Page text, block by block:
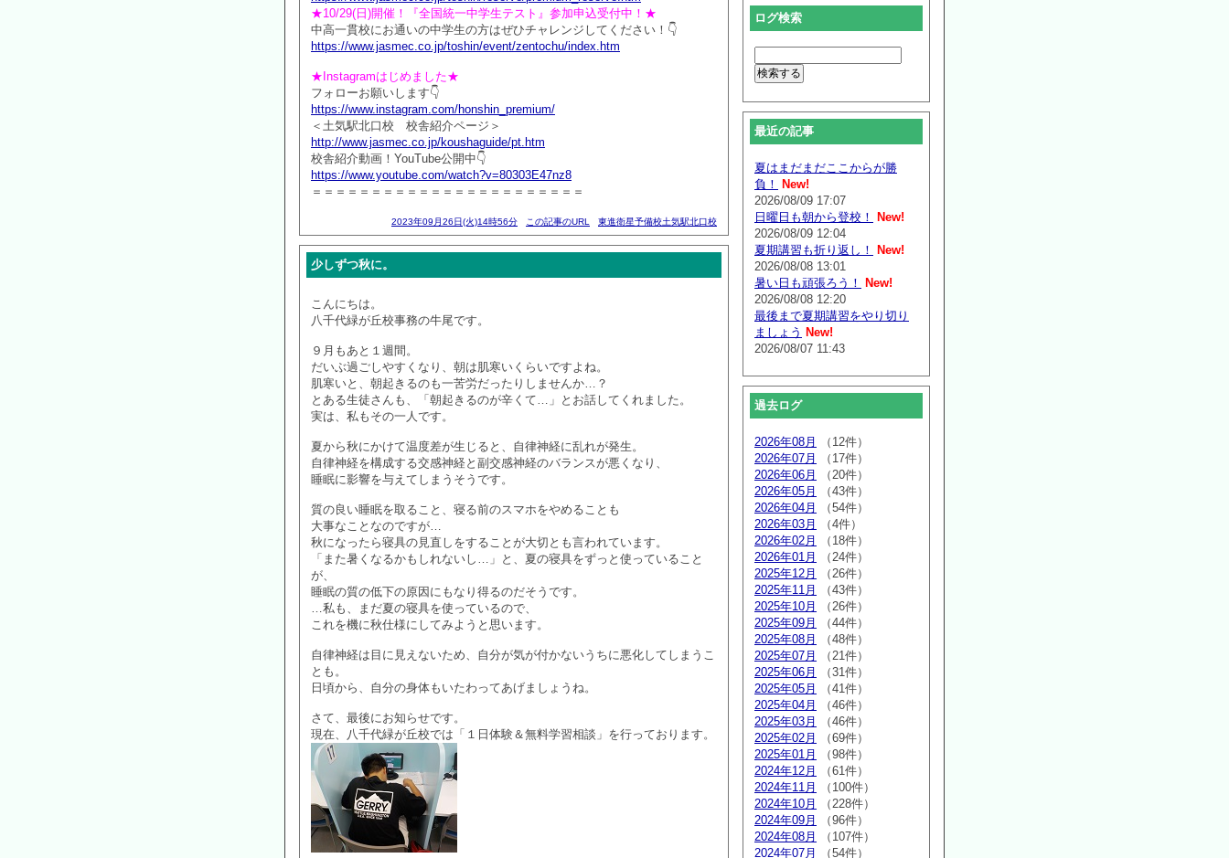
★10/29(日)開催！『全国統一中学生テスト』参加申込受付中！★
中高一貫校にお通いの中学生の方はぜひチャレンジしてください！👇
https://www.jasmec.co.jp/toshin/event/zentochu/index.htm
★Instagramはじめました★
フォローお願いします👇
https://www.instagram.com/honshin_premium/
＜土気駅北口校 校舎紹介ページ＞
http://www.jasmec.co.jp/koushaguide/pt.htm
校舎紹介動画！YouTube公開中👇
https://www.youtube.com/watch?v=80303E47nz8
＝＝＝＝＝＝＝＝＝＝＝＝＝＝＝＝＝＝＝＝＝＝＝
2023年09月26日(火)14時56分 この記事のURL 東進衛星予備校土気駅北口校
少しずつ秋に。
こんにちは。
八千代緑が丘校事務の牛尾です。
９月もあと１週間。
だいぶ過ごしやすくなり、朝は肌寒いくらいですよね。
肌寒いと、朝起きるのも一苦労だったりしませんか…？
とある生徒さんも、「朝起きるのが辛くて…」とお話してくれました。
実は、私もその一人です。
夏から秋にかけて温度差が生じると、自律神経に乱れが発生。
自律神経を構成する交感神経と副交感神経のバランスが悪くなり、
睡眠に影響を与えてしまうそうです。
質の良い睡眠を取ること、寝る前のスマホをやめることも
大事なことなのですが…
秋になったら寝具の見直しをすることが大切とも言われています。
「また暑くなるかもしれないし…」と、夏の寝具をずっと使っていること
が、
睡眠の質の低下の原因にもなり得るのだそうです。
…私も、まだ夏の寝具を使っているので、
これを機に秋仕様にしてみようと思います。
自律神経は目に見えないため、自分が気が付かないうちに悪化してしまうこ
とも。
日頃から、自分の身体もいたわってあげましょうね。
さて、最後にお知らせです。
現在、八千代緑が丘校では「１日体験＆無料学習相談」を行っております。
ログ検索
最近の記事
夏はまだまだここからが勝
負！
New!
2026/08/09 17:07
日曜日も朝から登校！
New!
2026/08/09 12:04
夏期講習も折り返し！
New!
2026/08/08 13:01
暑い日も頑張ろう！
New!
2026/08/08 12:20
最後まで夏期講習をやり切り
ましょう New!
2026/08/07 11:43
過去ログ
2026年08月
（12件）
2026年07月
（17件）
2026年06月
（20件）
2026年05月
（43件）
2026年04月
（54件）
2026年03月
（4件）
2026年02月
（18件）
2026年01月
（24件）
2025年12月
（26件）
2025年11月
（43件）
2025年10月
（26件）
2025年09月
（44件）
2025年08月
（48件）
2025年07月
（21件）
2025年06月
（31件）
2025年05月
（41件）
2025年04月
（46件）
2025年03月
（46件）
2025年02月
（69件）
2025年01月
（98件）
2024年12月
（61件）
2024年11月
（100件）
2024年10月
（228件）
2024年09月
（96件）
2024年08月
（107件）
2024年07月
（54件）